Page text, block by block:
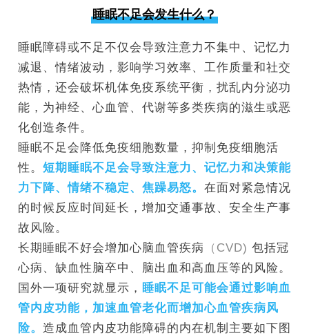
睡眠不足会发生什么？
睡眠障碍或不足不仅会导致注意力不集中、记忆力
减退、情绪波动，影响学习效率、工作质量和社交
热情，还会破坏机体免疫系统平衡，扰乱内分泌功
能，为神经、心血管、代谢等多类疾病的滋生或恶
化创造条件。
睡眠不足会降低免疫细胞数量，抑制免疫细胞活
性。 短期睡眠不足会导致注意力、记忆力和决策能
力下降、情绪不稳定、焦躁易怒。 在面对紧急情况
的时候反应时间延长，增加交通事故、安全生产事
故风险。
长期睡眠不好会增加心脑血管疾病
（ CVD) 包括冠
心病、缺血性脑卒中、脑出血和高血压等的风险。
国外一项研究就显示， 睡眠不足可能会通过影响血
管内皮功能，加速血管老化而增加心血管疾病风
险。 造成血管内皮功能障碍的内在机制主要如下图